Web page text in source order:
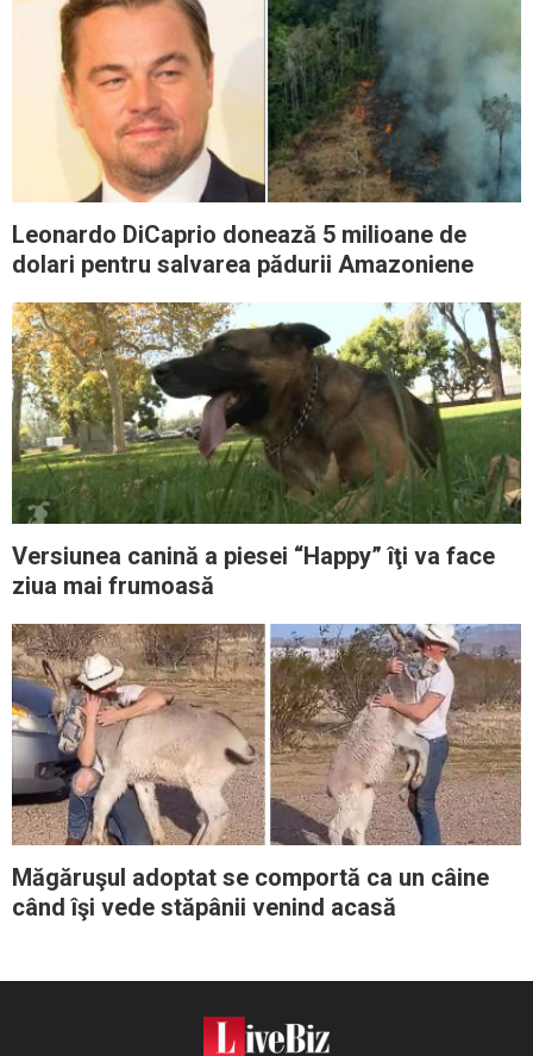
Leonardo DiCaprio donează 5 milioane de
dolari pentru salvarea pădurii Amazoniene
Versiunea canină a piesei “Happy” îţi va face
ziua mai frumoasă
Măgăruşul adoptat se comportă ca un câine
când îşi vede stăpânii venind acasă